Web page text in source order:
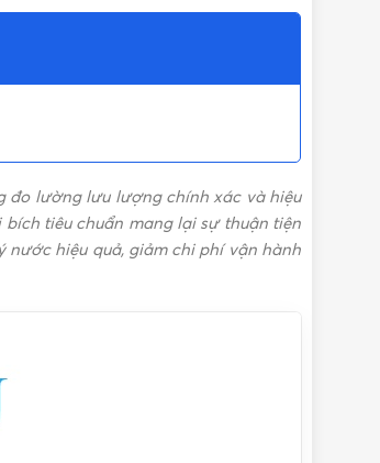
ISO 4064
lưu lượng nước
đo lường lưu lượng chính xác và hiệu
tiêu chuẩn mang lại sự thuận tiện
nước hiệu quả, giảm chi phí vận hành